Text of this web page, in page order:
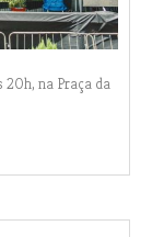
na Praça da